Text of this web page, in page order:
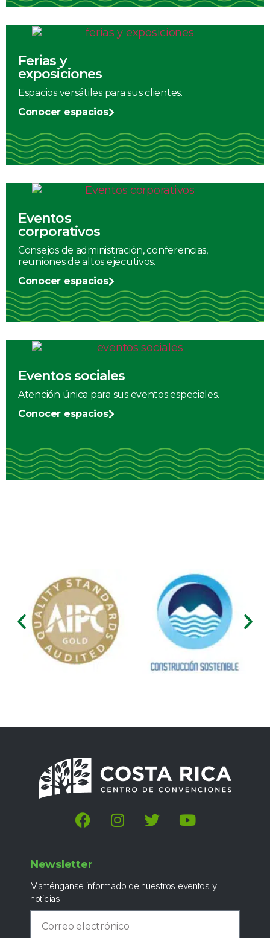
Ferias y
exposiciones
Espacios versátiles para sus clientes.
Conocer espacios
Eventos
corporativos
Consejos de administración, conferencias,
reuniones de altos ejecutivos.
Conocer espacios
Eventos sociales
Atención única para sus eventos especiales.
Conocer espacios
Newsletter
Manténganse informado de nuestros eventos y
noticias